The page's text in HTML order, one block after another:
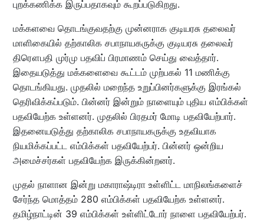
புறக்கணிக்க இருப்பதாகவும் கூறப்படுகிறது.
மக்களவை தொடங்குவதற்கு முன்னராக குடியரசு தலைவர்
மாளிகையில் தற்காலிக சபாநாயகருக்கு குடியரசு தலைவர்
திரௌபதி முர்மு பதவிப் பிரமாணம் செய்து வைத்தார்.
இதையடுத்து மக்களைவை கூட்டம் முற்பகல் 11 மணிக்கு
தொடங்கியது. முதலில் மறைந்த உறுப்பினர்களுக்கு இரங்கல்
தெரிவிக்கப்படும். பின்னர் இன்றும் நாளையும் புதிய எம்பிக்கள்
பதவியேற்க உள்ளனர். முதலில் பிரதமர் மோடி பதவியேற்பார்.
இதனையடுத்து தற்காலிக சபாநாயகருக்கு உதவியாக
நியமிக்கப்பட்ட எம்பிக்கள் பதவியேற்பர். பின்னர் ஒன்றிய
அமைச்சர்கள் பதவியேற்க இருக்கின்றனர்.
முதல் நாளான இன்று மகாராஷ்டிரா உள்ளிட்ட மாநிலங்களைச்
சேர்ந்த மொத்தம் 280 எம்பிக்கள் பதவியேற்க உள்ளனர்.
தமிழ்நாட்டின் 39 எம்பிக்கள் உள்ளிட்டோர் நாளை பதவியேற்பர்.